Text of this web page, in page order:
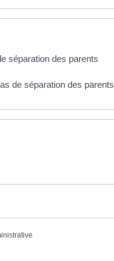
séparation des parents
de séparation des parents